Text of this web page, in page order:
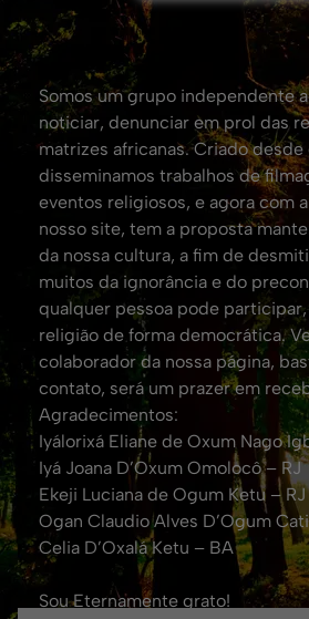
Somos um grupo independente
noticiar, denunciar em prol das
matrizes africanas. Criado
disseminamos trabalhos de
eventos religiosos, e agora com
nosso site, tem a proposta
da nossa cultura, a fim de
muitos da ignorância e do
qualquer pessoa pode
religião de forma democrática.
colaborador da nossa página,
contato, será um prazer em
Agradecimentos:
Iyálorixá Eliane de Oxum Nago
Iyá Joana D’Oxum Omolocô – RJ
Ekeji Luciana de Ogum Ketu – RJ
Ogan Claudio Alves D’Ogum
Celia D’Oxalá Ketu – BA
Sou Eternamente grato!